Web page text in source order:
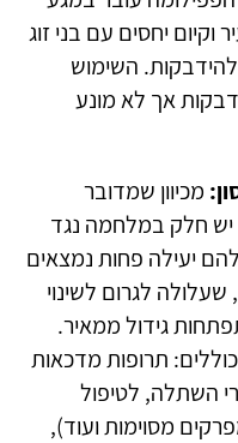
וקיום יחסים עם בני זוג
השימוש
אך לא מונע
מכיוון שמדובר
יש חלק במלחמה נגד
יעילה פחות נמצאים
לגרום לשינוי
גידול ממאיר.
תרופות מדכאות
השתלה, לטיפול
מסוימות ועוד),